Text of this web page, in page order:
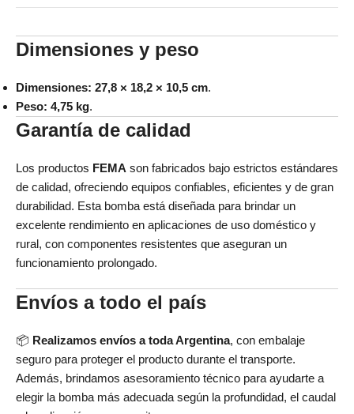
Dimensiones y peso
Dimensiones: 27,8 × 18,2 × 10,5 cm.
Peso: 4,75 kg.
Garantía de calidad
Los productos FEMA son fabricados bajo estrictos estándares
de calidad, ofreciendo equipos confiables, eficientes y de gran
durabilidad. Esta bomba está diseñada para brindar un
excelente rendimiento en aplicaciones de uso doméstico y
rural, con componentes resistentes que aseguran un
funcionamiento prolongado.
Envíos a todo el país
📦 Realizamos envíos a toda Argentina, con embalaje
seguro para proteger el producto durante el transporte.
Además, brindamos asesoramiento técnico para ayudarte a
elegir la bomba más adecuada según la profundidad, el caudal